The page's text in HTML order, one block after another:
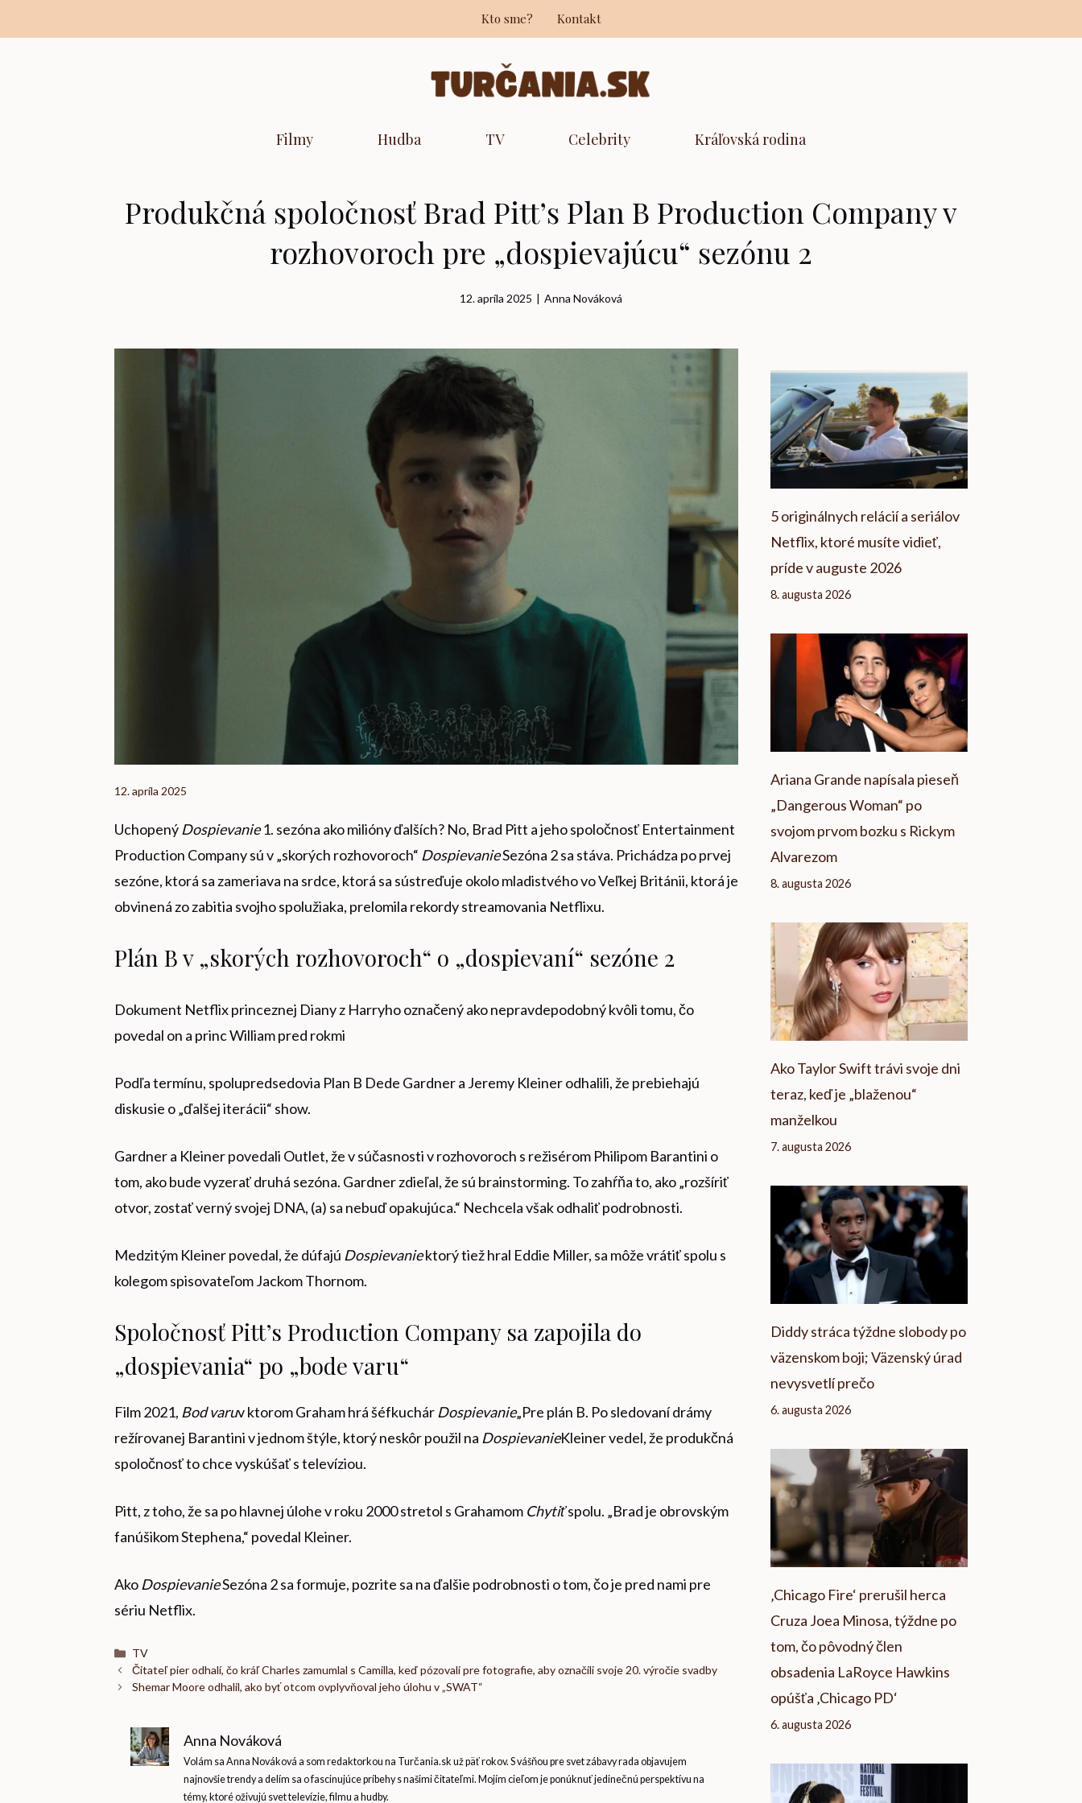
na
Kto sme? Kontakt
Filmy Hudba TV Celebrity Kráľovská rodina
Produkčná spoločnosť Brad Pitt’s Plan B Production Company v
rozhovoroch pre „dospievajúcu“ sezónu 2
12. apríla 2025 | Anna Nováková
12. apríla 2025
Uchopený Dospievanie1. sezóna ako milióny ďalších? No, Brad Pitt a jeho spoločnosť Entertainment
Production Company sú v „skorých rozhovoroch“ DospievanieSezóna 2 sa stáva. Prichádza po prvej
sezóne, ktorá sa zameriava na srdce, ktorá sa sústreďuje okolo mladistvého vo Veľkej Británii, ktorá je
obvinená zo zabitia svojho spolužiaka, prelomila rekordy streamovania Netflixu.
Plán B v „skorých rozhovoroch“ o „dospievaní“ sezóne 2
Dokument Netflix princeznej Diany z Harryho označený ako nepravdepodobný kvôli tomu, čo
povedal on a princ William pred rokmi
Podľa termínu, spolupredsedovia Plan B Dede Gardner a Jeremy Kleiner odhalili, že prebiehajú
diskusie o „ďalšej iterácii“ show.
Gardner a Kleiner povedali Outlet, že v súčasnosti v rozhovoroch s režisérom Philipom Barantini o
tom, ako bude vyzerať druhá sezóna. Gardner zdieľal, že sú brainstorming. To zahŕňa to, ako „rozšíriť
otvor, zostať verný svojej DNA, (a) sa nebuď opakujúca.“ Nechcela však odhaliť podrobnosti.
Medzitým Kleiner povedal, že dúfajú Dospievaniektorý tiež hral Eddie Miller, sa môže vrátiť spolu s
kolegom spisovateľom Jackom Thornom.
Spoločnosť Pitt’s Production Company sa zapojila do
„dospievania“ po „bode varu“
Film 2021, Bod varuv ktorom Graham hrá šéfkuchár Dospievanie„Pre plán B. Po sledovaní drámy
režírovanej Barantini v jednom štýle, ktorý neskôr použil na DospievanieKleiner vedel, že produkčná
spoločnosť to chce vyskúšať s televíziou.
Pitt, z toho, že sa po hlavnej úlohe v roku 2000 stretol s Grahamom Chytiťspolu. „Brad je obrovským
fanúšikom Stephena,“ povedal Kleiner.
Ako DospievanieSezóna 2 sa formuje, pozrite sa na ďalšie podrobnosti o tom, čo je pred nami pre
sériu Netflix.
Kategórie
TV
Čitateľ pier odhalí, čo kráľ Charles zamumlal s Camilla, keď pózovali pre fotografie, aby označili svoje 20. výročie svadby
Shemar Moore odhalil, ako byť otcom ovplyvňoval jeho úlohu v „SWAT“
Anna Nováková
Volám sa Anna Nováková a som redaktorkou na Turčania.sk už päť rokov. S vášňou pre svet zábavy rada objavujem
najnovšie trendy a delím sa o fascinujúce príbehy s našimi čitateľmi. Mojím cieľom je ponúknuť jedinečnú perspektívu na
témy, ktoré oživujú svet televízie, filmu a hudby.
5 originálnych relácií a seriálov
Netflix, ktoré musíte vidieť,
príde v auguste 2026
8. augusta 2026
Ariana Grande napísala pieseň
„Dangerous Woman“ po
svojom prvom bozku s Rickym
Alvarezom
8. augusta 2026
Ako Taylor Swift trávi svoje dni
teraz, keď je „blaženou“
manželkou
7. augusta 2026
Diddy stráca týždne slobody po
väzenskom boji; Väzenský úrad
nevysvetlí prečo
6. augusta 2026
‚Chicago Fire‘ prerušil herca
Cruza Joea Minosa, týždne po
tom, čo pôvodný člen
obsadenia LaRoyce Hawkins
opúšťa ‚Chicago PD‘
6. augusta 2026